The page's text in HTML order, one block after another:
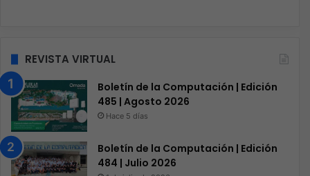
REVISTA VIRTUAL
Boletín de la Computación | Edición
485 | Agosto 2026
Hace 5 días
Boletín de la Computación | Edición
484 | Julio 2026